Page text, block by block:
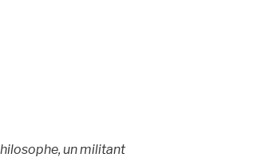
un militant